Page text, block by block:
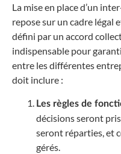
La mise en place d’un
repose sur un cadre légal
défini par un accord
indispensable pour
entre les différentes
doit inclure :
Les règles de
décisions seront
seront réparties, et
gérés.